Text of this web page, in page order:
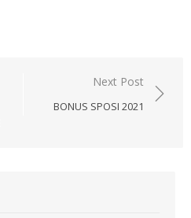
Next Post
BONUS SPOSI 2021